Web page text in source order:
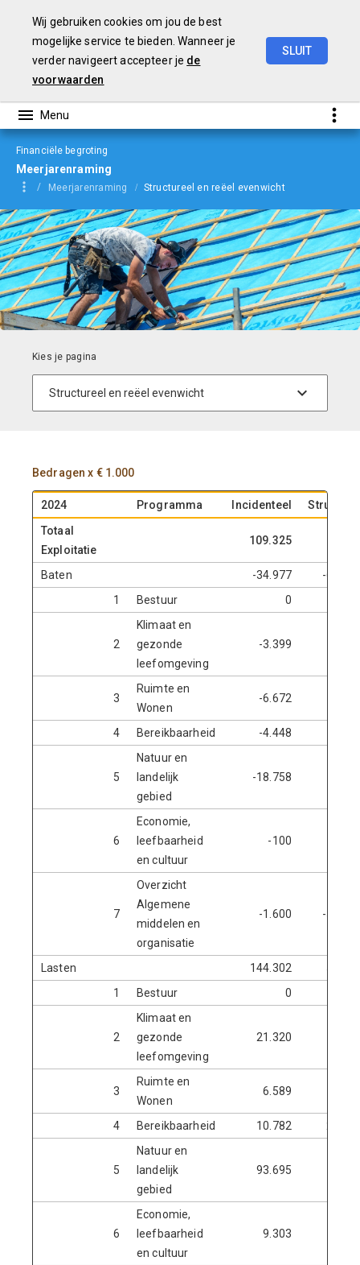
Wij gebruiken cookies om jou de best
mogelijke service te bieden. Wanneer je
verder navigeert accepteer je de
voorwaarden
SLUIT
Financiële begroting
Meerjarenraming
Meerjarenraming Structureel en reëel evenwicht
Bedragen x € 1.000
2024 Programma Incidenteel
Totaal
Exploitatie
109.325
Baten -34.977
-
1
Bestuur 0
2
Klimaat en
gezonde
leefomgeving
-3.399
3
Ruimte en
Wonen
-6.672
4 Bereikbaarheid -4.448
5
Natuur en
landelijk
gebied
-18.758
6
Economie,
leefbaarheid
en cultuur
-100
7
Overzicht
Algemene
middelen en
organisatie
-1.600 -
Lasten 144.302
1
Bestuur 0
2
Klimaat en
gezonde
leefomgeving
21.320
3
Ruimte en
Wonen
6.589
4 Bereikbaarheid 10.782
5
Natuur en
landelijk
gebied
93.695
6
Economie,
leefbaarheid
en cultuur
9.303